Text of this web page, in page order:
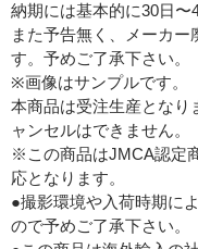
納期には基本的に30日〜
また予告無く、メーカ
す。予めご了承下さい。
※画像はサンプルです。
本商品は受注生産となり
ャンセルはできません。
※この商品はJMCA認定
応となります。
●撮影環境や入荷時期に
ので予めご了承下さい。